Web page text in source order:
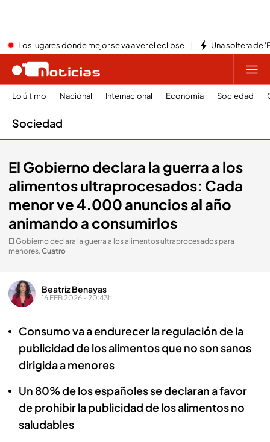
Los lugares donde mejor se va a ver el eclipse Una soltera de
Lo último Nacional Internacional Economía Sociedad
Sociedad
El Gobierno declara la guerra a los
alimentos ultraprocesados: Cada
menor ve 4.000 anuncios al año
animando a consumirlos
El Gobierno declara la guerra a los alimentos ultraprocesados para
menores.Cuatro
Beatriz Benayas
16 FEB 2026 - 20:43h.
Consumo va a endurecer la regulación de la
publicidad de los alimentos que no son sanos
dirigida a menores
Un 80% de los españoles se declaran a favor
de prohibir la publicidad de los alimentos no
saludables